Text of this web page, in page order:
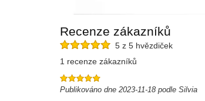
Recenze zákazníků
5 z 5 hvězdiček
1 recenze zákazníků
Publikováno dne 2023-11-18 podle Silvia